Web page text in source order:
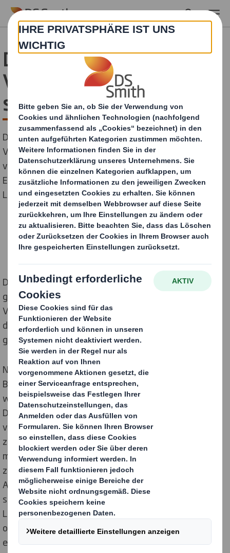
Skip to main content
DS Smith entwickelt
Verpflegungsboxen für
sicherere Lieferung
Die Mitarbeiter des nachhaltigen
Verpackungsunternehmens DS Smith haben in der
vergangenen Woche rund um die Uhr an der
Entwicklung innovativer Lösungen für die
Lebensmittelversorgung gearbeitet
DS Smith hat eng mit Lebensmitteleinzelhändlern in
ganz Europa zusammengearbeitet, um neuartige
Verpflegungsboxen zu entwickeln und zu produzieren,
die für die Versorgung der am stärksten von Covid-19
gefährdeten Personen bestimmt sind.
Neben Unterstützung, um den Warenfluss in
Bewegung zu halten und die Regale stets so schnell
wie möglich wieder aufzufüllen, hat sich der Fokus von
DS Smith schnell auf die Lieferung nach Hause
verlagert, um die Waren direkt an die Türen derjenigen
zu bringen, denen es in der aktuellen Situation nicht
möglich ist, selbst Geschäfte aufzusuchen. Da
zunehmend mehr Länder im Kampf gegen die
Ausbreitung von Covid-19 auf „Social Distancing“
setzen und neue Gesetze erlassen, bietet diese
Leistung Menschen, die zur Hochrisikogruppe gehören
oder sich in häuslicher Quarantäne befinden,
entscheidende Unterstützung.